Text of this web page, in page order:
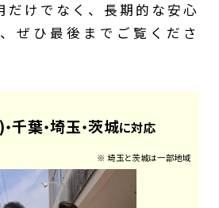
だけでなく、長期的な安心
ぜひ最後までご覧くださ
・千葉・埼玉・茨城に対応
※ 埼玉と茨城は一部地域